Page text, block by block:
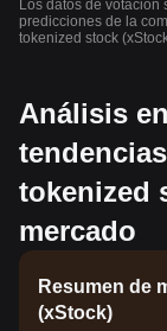
Los datos de
predicciones de la
tokenized stock
Análisis
tokenized
mercado
Resumen de
(xStock)